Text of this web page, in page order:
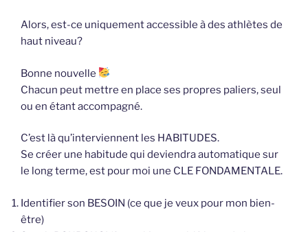
Alors, est-ce uniquement accessible à des athlètes de
haut niveau?
Bonne nouvelle
Chacun peut mettre en place ses propres paliers, seul
ou en étant accompagné.
C’est là qu’interviennent les HABITUDES.
Se créer une habitude qui deviendra automatique sur
le long terme, est pour moi une CLE FONDAMENTALE.
Identifier son BESOIN (ce que je veux pour mon bien-
être)